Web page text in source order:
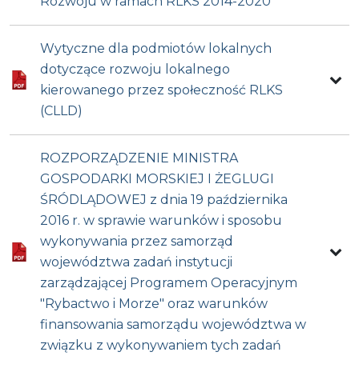
Wytyczne dla podmiotów lokalnych
dotyczące rozwoju lokalnego
kierowanego przez społeczność RLKS
(CLLD)
ROZPORZĄDZENIE MINISTRA
GOSPODARKI MORSKIEJ I ŻEGLUGI
ŚRÓDLĄDOWEJ z dnia 19 października
2016 r. w sprawie warunków i sposobu
wykonywania przez samorząd
województwa zadań instytucji
zarządzającej Programem Operacyjnym
"Rybactwo i Morze" oraz warunków
finansowania samorządu województwa w
związku z wykonywaniem tych zadań